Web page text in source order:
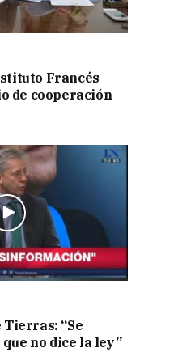
Francés
de cooperación
Tierras: “Se
no dice la ley”